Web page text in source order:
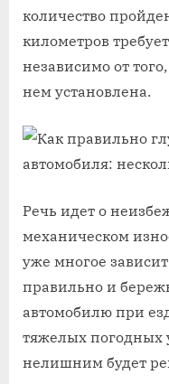
количество
километров
независимо от
нем установлена.
Речь идет о
механическом
уже многое
правильно и
автомобилю при
тяжелых погодных
нелишним будет